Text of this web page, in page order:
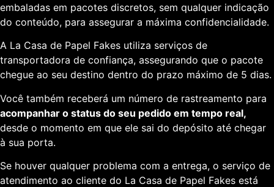
embaladas em pacotes discretos, sem qualquer indicação
do conteúdo, para assegurar a máxima confidencialidade.
A La Casa de Papel Fakes utiliza serviços de
transportadora de confiança, assegurando que o pacote
chegue ao seu destino dentro do prazo máximo de 5 dias.
Você também receberá um número de rastreamento para
acompanhar o status do seu pedido em tempo real,
desde o momento em que ele sai do depósito até chegar
à sua porta.
Se houver qualquer problema com a entrega, o serviço de
atendimento ao cliente do La Casa de Papel Fakes está